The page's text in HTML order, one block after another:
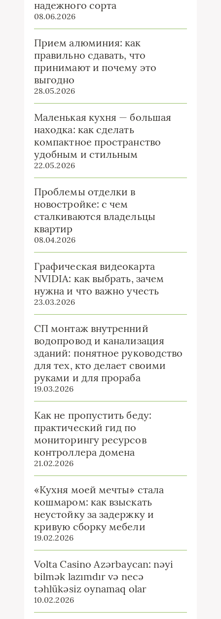
надежного сорта
08.06.2026
Прием алюминия: как
правильно сдавать, что
принимают и почему это
выгодно
28.05.2026
Маленькая кухня — большая
находка: как сделать
компактное пространство
удобным и стильным
22.05.2026
Проблемы отделки в
новостройке: с чем
сталкиваются владельцы
квартир
08.04.2026
Графическая видеокарта
NVIDIA: как выбрать, зачем
нужна и что важно учесть
23.03.2026
СП монтаж внутренний
водопровод и канализация
зданий: понятное руководство
для тех, кто делает своими
руками и для прораба
19.03.2026
Как не пропустить беду:
практический гид по
мониторингу ресурсов
контроллера домена
21.02.2026
«Кухня моей мечты» стала
кошмаром: как взыскать
неустойку за задержку и
кривую сборку мебели
19.02.2026
Volta Casino Azərbaycan: nəyi
bilmək lazımdır və necə
təhlükəsiz oynamaq olar
10.02.2026